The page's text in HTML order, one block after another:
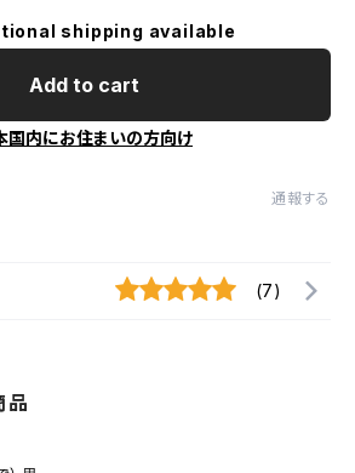
shipping available
Add to cart
国内にお住まいの方向け
通報する
(7)
品